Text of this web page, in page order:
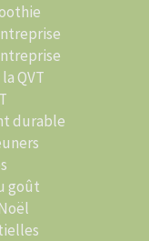
QVT
durable
goût